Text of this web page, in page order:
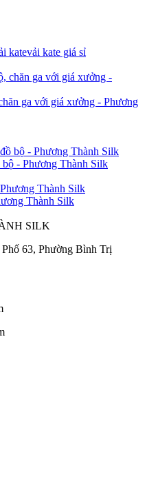
katevải kate giá sỉ
ga với giá xưởng - Phương
bộ - Phương Thành Silk
Thành Silk
SILK
63, Phường Bình Trị